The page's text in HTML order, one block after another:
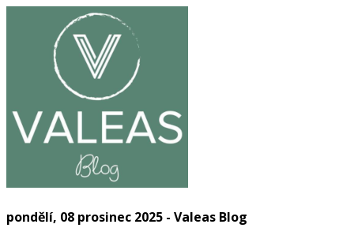
pondělí, 08 prosinec 2025 - Valeas Blog